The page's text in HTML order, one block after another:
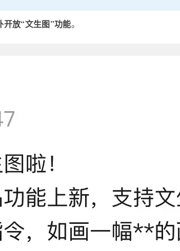
开放“文生图”功能。